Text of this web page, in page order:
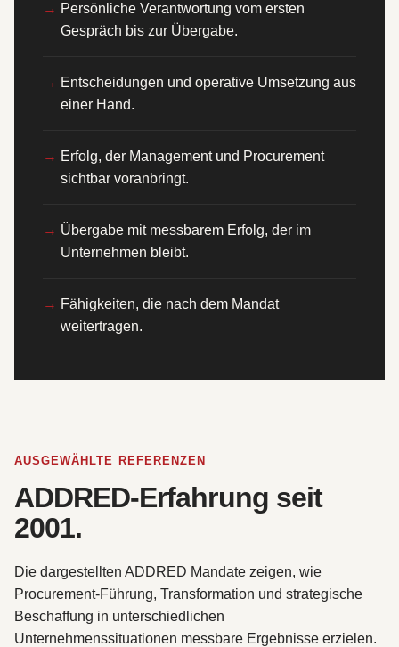
Persönliche Verantwortung vom ersten
Gespräch bis zur Übergabe.
Entscheidungen und operative Umsetzung aus
einer Hand.
Erfolg, der Management und Procurement
sichtbar voranbringt.
Übergabe mit messbarem Erfolg, der im
Unternehmen bleibt.
Fähigkeiten, die nach dem Mandat
weitertragen.
AUSGEWÄHLTE REFERENZEN
ADDRED-Erfahrung seit
2001.
Die dargestellten ADDRED Mandate zeigen, wie
Procurement-Führung, Transformation und strategische
Beschaffung in unterschiedlichen
Unternehmenssituationen messbare Ergebnisse erzielen.